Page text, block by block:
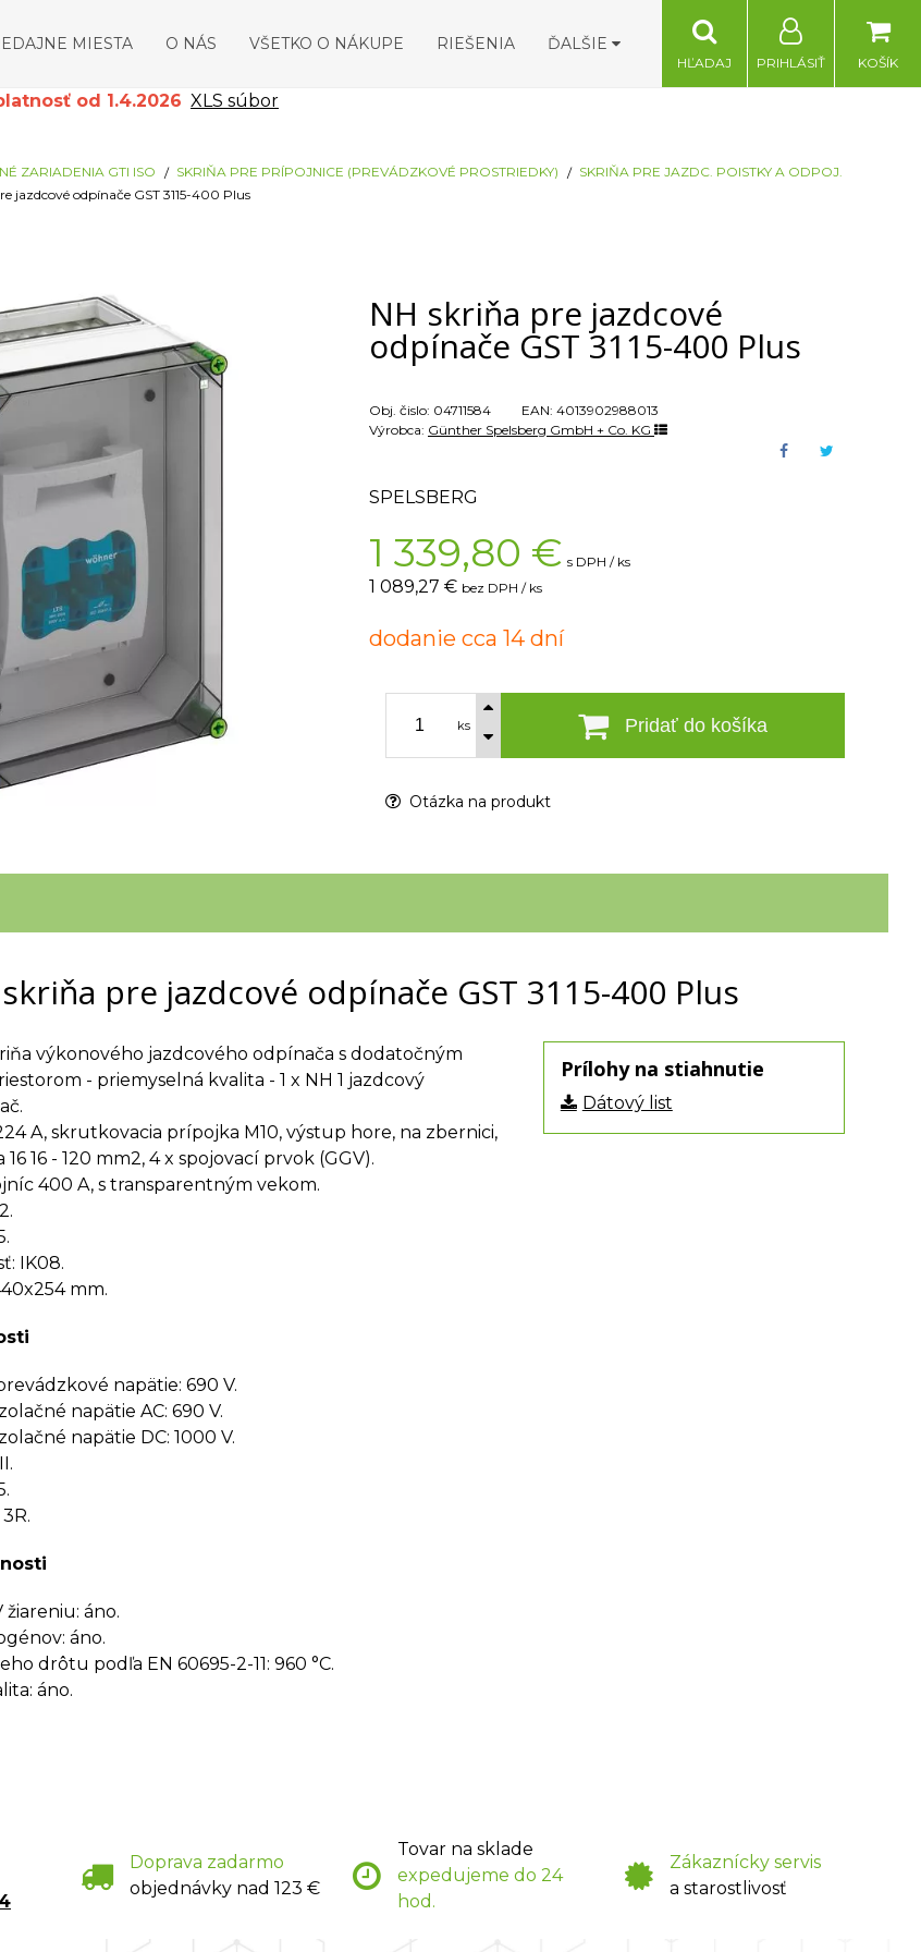
MIESTA O NÁS VŠETKO O NÁKUPE RIEŠENIA ĎALŠIE
KOŠÍK
PRIHLÁSIŤ
HĽADAJ
od 1.4.2026 XLS súbor
ZARIADENIA GTI ISO SKRIŇA PRE PRÍPOJNICE (PREVÁDZKOVÉ PROSTRIEDKY)
SKRIŇA PRE JAZDC. POISTKY A ODPOJ.
jazdcové odpínače GST 3115-400 Plus
NH skriňa pre jazdcové
odpínače GST 3115-400 Plus
Obj. čislo: 04711584 EAN: 4013902988013
Výrobca: Günther Spelsberg GmbH + Co. KG
SPELSBERG
1 339,80 € s DPH / ks
1 089,27 € bez DPH / ks
dodanie cca 14 dní
ks Pridať do košíka
Otázka na produkt
pre jazdcové odpínače GST 3115-400 Plus
Prílohy na stiahnutie
Dátový list
výkonového jazdcového odpínača s dodatočným
- priemyselná kvalita - 1 x NH 1 jazdcový
A, skrutkovacia prípojka M10, výstup hore, na zbernici,
16 16 - 120 mm2, 4 x spojovací prvok (GGV).
400 A, s transparentným vekom.
IK08.
mm.
napätie: 690 V.
napätie AC: 690 V.
napätie DC: 1000 V.
áno.
áno.
drôtu podľa EN 60695-2-11: 960 °C.
áno.
Doprava zadarmo
objednávky nad 123 €
Tovar na sklade
expedujeme do 24
hod.
Zákaznícky servis
a starostlivosť